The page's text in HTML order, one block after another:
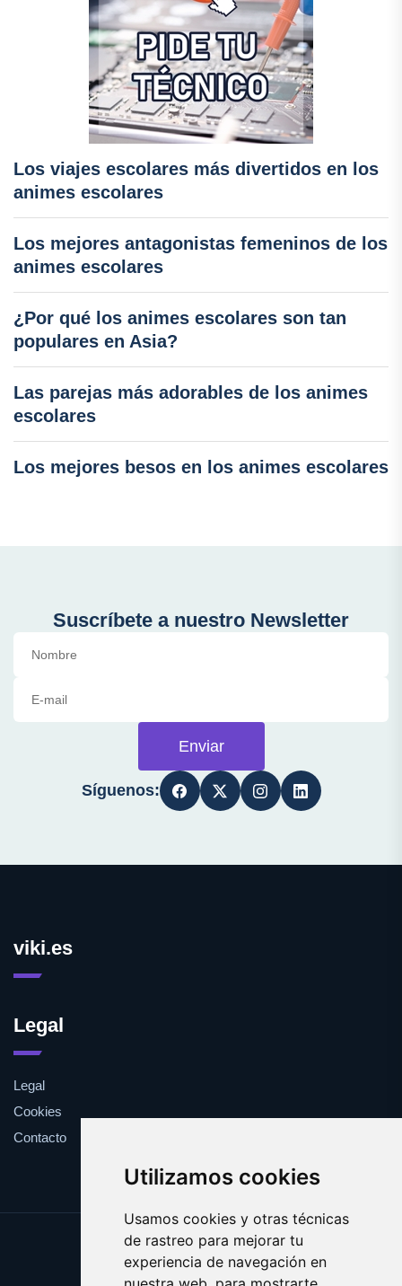
Utilizamos cookies
Usamos cookies y otras técnicas
de rastreo para mejorar tu
experiencia de navegación en
Los viajes escolares más divertidos en los
animes escolares
Los mejores antagonistas femeninos de los
animes escolares
¿Por qué los animes escolares son tan
populares en Asia?
Las parejas más adorables de los animes
escolares
Los mejores besos en los animes escolares
Suscríbete a nuestro Newsletter
Enviar
Síguenos:
viki.es
Legal
Legal
Cookies
Contacto
Update cookies preferences
Copyright © 2025 viki.es